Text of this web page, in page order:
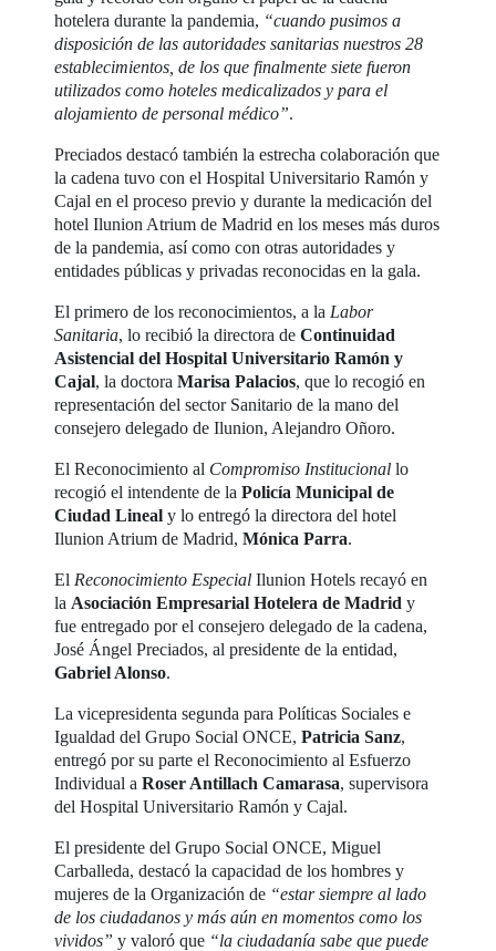
hotelera durante la pandemia, “cuando pusimos a
disposición de las autoridades sanitarias nuestros 28
establecimientos, de los que finalmente siete fueron
utilizados como hoteles medicalizados y para el
alojamiento de personal médico”.
Preciados destacó también la estrecha colaboración que
la cadena tuvo con el Hospital Universitario Ramón y
Cajal en el proceso previo y durante la medicación del
hotel Ilunion Atrium de Madrid en los meses más duros
de la pandemia, así como con otras autoridades y
entidades públicas y privadas reconocidas en la gala.
El primero de los reconocimientos, a la Labor
Sanitaria, lo recibió la directora deContinuidad
Asistencial del Hospital Universitario Ramón y
Cajal, la doctoraMarisa Palacios, que lo recogió en
representación del sector Sanitario de la mano del
consejero delegado de Ilunion, Alejandro Oñoro.
El Reconocimiento al Compromiso Institucional lo
recogió el intendente de laPolicía Municipal de
Ciudad Lineal y lo entregó la directora del hotel
Ilunion Atrium de Madrid,Mónica Parra.
El Reconocimiento Especial Ilunion Hotels recayó en
la Asociación Empresarial Hotelera de Madrid y
fue entregado por el consejero delegado de la cadena,
José Ángel Preciados, al presidente de la entidad,
Gabriel Alonso.
La vicepresidenta segunda para Políticas Sociales e
Igualdad del Grupo Social ONCE,Patricia Sanz,
entregó por su parte el Reconocimiento al Esfuerzo
Individual aRoser Antillach Camarasa, supervisora
del Hospital Universitario Ramón y Cajal.
El presidente del Grupo Social ONCE, Miguel
Carballeda, destacó la capacidad de los hombres y
mujeres de la Organización de “estar siempre al lado
de los ciudadanos y más aún en momentos como los
vividos” y valoró que “la ciudadanía sabe que puede